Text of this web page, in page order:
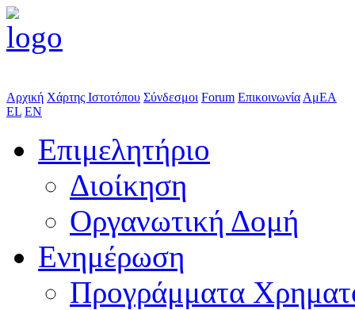
Αρχική Χάρτης Ιστοτόπου Σύνδεσμοι Forum Επικοινωνία ΑμΕΑ
EL EN
Επιμελητήριο
Διοίκηση
Οργανωτική Δομή
Ενημέρωση
Προγράμματα